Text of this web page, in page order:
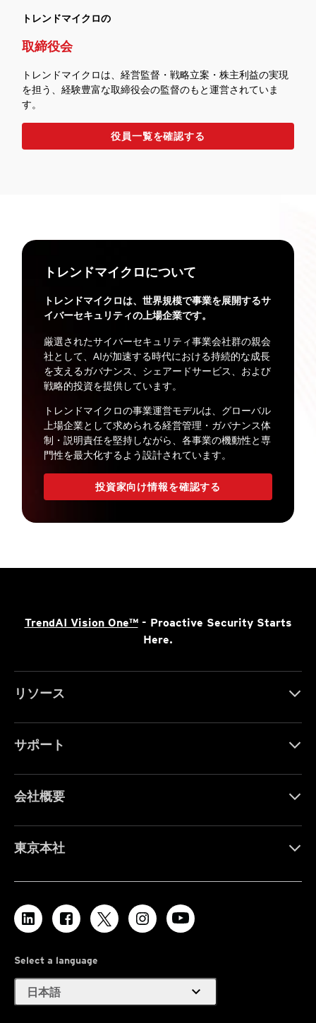
トレンドマイクロの
取締役会
トレンドマイクロは、経営監督・戦略立案・株主利益の実現
を担う、経験豊富な取締役会の監督のもと運営されていま
す。
役員一覧を確認する
トレンドマイクロについて
トレンドマイクロは、世界規模で事業を展開するサ
イバーセキュリティの上場企業です。
厳選されたサイバーセキュリティ事業会社群の親会
社として、AIが加速する時代における持続的な成長
を支えるガバナンス、シェアードサービス、および
戦略的投資を提供しています。
トレンドマイクロの事業運営モデルは、グローバル
上場企業として求められる経営管理・ガバナンス体
制・説明責任を堅持しながら、各事業の機動性と専
門性を最大化するよう設計されています。
投資家向け情報を確認する
TrendAI Vision One™- Proactive Security Starts
Here.
リソース
サポート
会社概要
東京本社
Select a language
日本語 expand_more